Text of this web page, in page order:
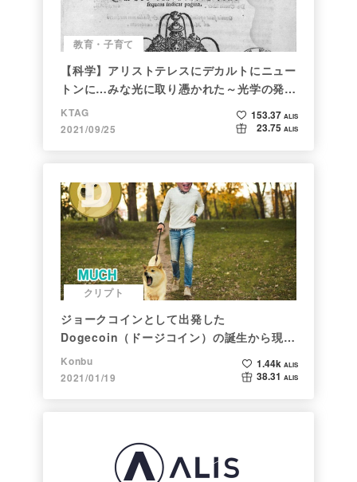
教育・子育て
【科学】アリストテレスにデカルトにニュー
トンに…みな光に取り憑かれた～光学の発展
～
KTAG
2021/09/25
153.37 ALIS
23.75 ALIS
クリプト
ジョークコインとして出発した
Dogecoin（ドージコイン）の誕生から現在
まで。注目される非証券性🐶
Konbu
2021/01/19
1.44k ALIS
38.31 ALIS